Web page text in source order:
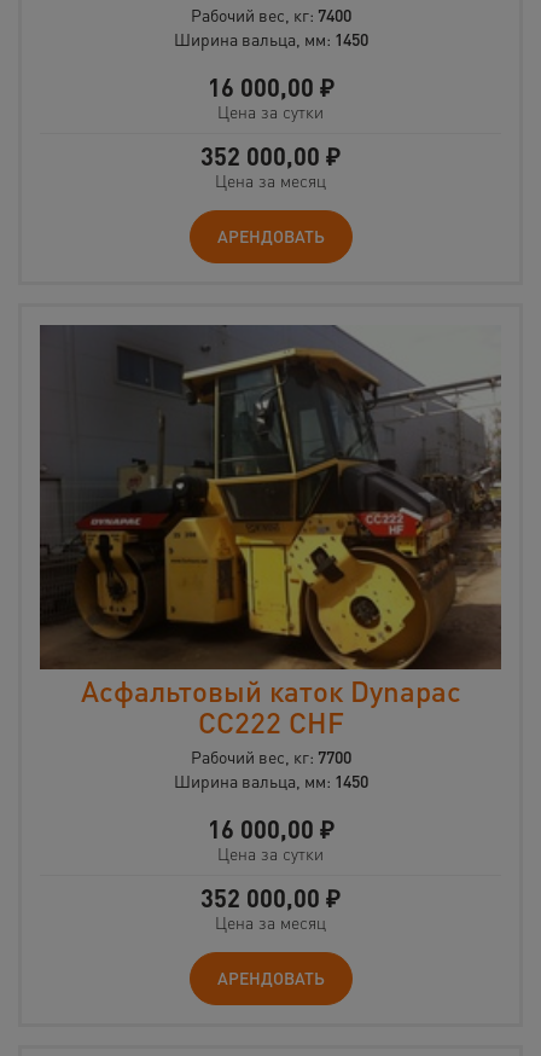
Рабочий вес, кг: 7400
Ширина вальца, мм: 1450
16 000,00 ₽
Цена за сутки
352 000,00 ₽
Цена за месяц
АРЕНДОВАТЬ
Асфальтовый каток Dynapac
CС222 CHF
Рабочий вес, кг: 7700
Ширина вальца, мм: 1450
16 000,00 ₽
Цена за сутки
352 000,00 ₽
Цена за месяц
АРЕНДОВАТЬ